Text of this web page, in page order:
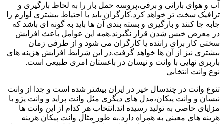
آب و هوای بارانی و برفی،پروسه حمل بار را به لحاظ بارگیری و
ترافیک سخت تر خواهد کرد.کارگران باید با احتیاط بیشتری لوازم را
جابه جا کنند و بارگیری و بسته بندی آن ها باید به گونه ای باشد که
در معرض خیس شدن قرار نگیرند.همه این عوامل باعث افزایش
سختی کار برای راننده یا کارگران می شود و از طرفی زمان
بیشتری نیز از آن ها خواهد گرفت.در این شرایط افزایش هزینه های
باربری نهایی با وانت و نیسان در باغستان امری طبیعی است.
نوع وانت انتخابی
تنوع وانت در چندسال خیر در ایران بیشتر شده است و جدا از وانت
نیسان و وانت پیکان،مدل های دیگری مثل وانت پراید و وانت پژو با
مزایای خاصی به تولید رسیده اند.انتخاب هر کدام از این وانت ها
هزینه های معینی به همراه دارد.به طور مثال وانت پیکان هزینه